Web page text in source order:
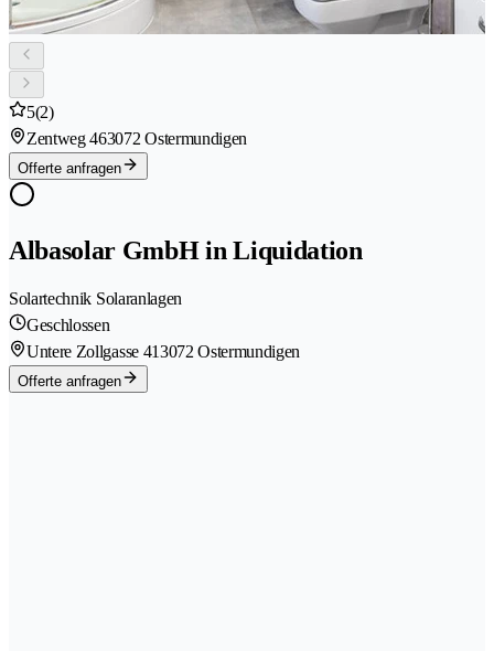
5(2)
Zentweg 463072 Ostermundigen
Offerte anfragen
Albasolar GmbH in Liquidation
Solartechnik Solaranlagen
Geschlossen
Untere Zollgasse 413072 Ostermundigen
Offerte anfragen